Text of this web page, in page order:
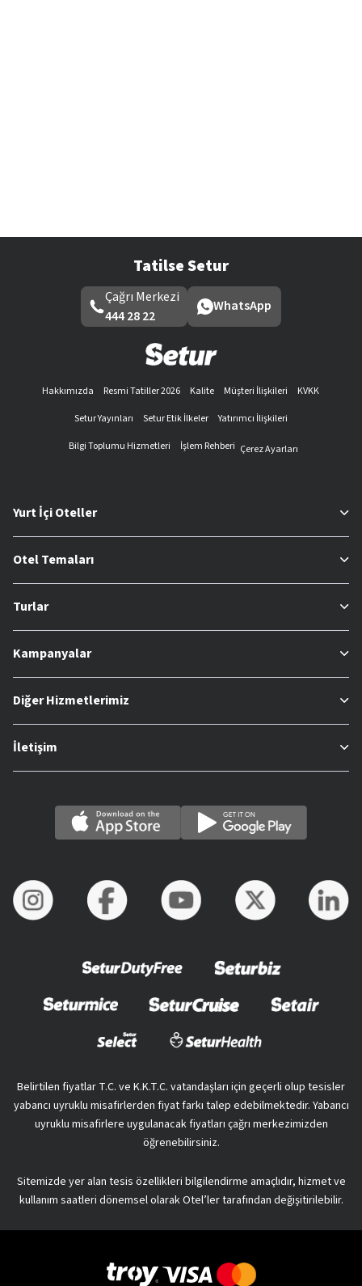
Tatilse Setur
Çağrı Merkezi
444 28 22
WhatsApp
Hakkımızda Resmi Tatiller 2026 Kalite Müşteri İlişkileri
KVKK
Setur Yayınları
Setur Etik İlkeler
Yatırımcı İlişkileri
Bilgi Toplumu Hizmetleri
İşlem Rehberi Çerez Ayarları
Yurt İçi Oteller
Otel Temaları
Turlar
Kampanyalar
Diğer Hizmetlerimiz
İletişim
Belirtilen fiyatlar T.C. ve K.K.T.C. vatandaşları için geçerli olup tesisler
yabancı uyruklu misafirlerden fiyat farkı talep edebilmektedir. Yabancı
uyruklu misafirlere uygulanacak fiyatları çağrı merkezimizden
öğrenebilirsiniz.
Sitemizde yer alan tesis özellikleri bilgilendirme amaçlıdır, hizmet ve
kullanım saatleri dönemsel olarak Otel’ler tarafından değişitirilebilir.